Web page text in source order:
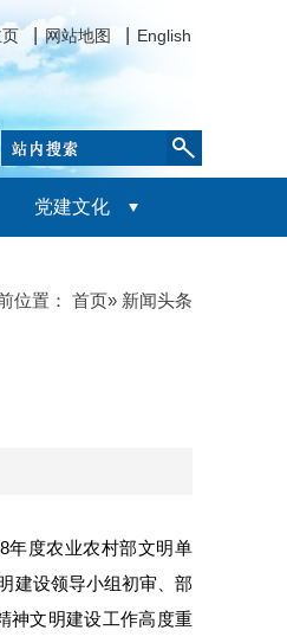
网站地图 English
党建文化
位置： 首页» 新闻头条
年度农业农村部文明单
建设领导小组初审、部
神文明建设工作高度重